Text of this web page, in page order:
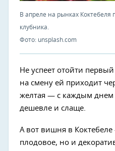
В апреле на рынках Коктебеля
клубника.
Фото: unsplash.com
Не успеет отойти
на смену ей приходит
желтая — с каждым днем
дешевле и слаще.
А вот вишня в Коктебеле
плодовое, но и